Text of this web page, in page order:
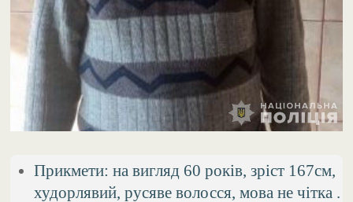
Прикмети: на вигляд 60 років, зріст 167см,
худорлявий, русяве волосся, мова не чітка .